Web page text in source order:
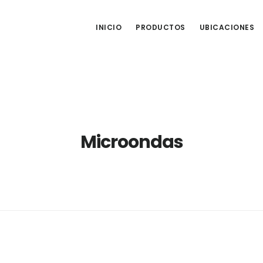
INICIO PRODUCTOS UBICACIONES
Microondas